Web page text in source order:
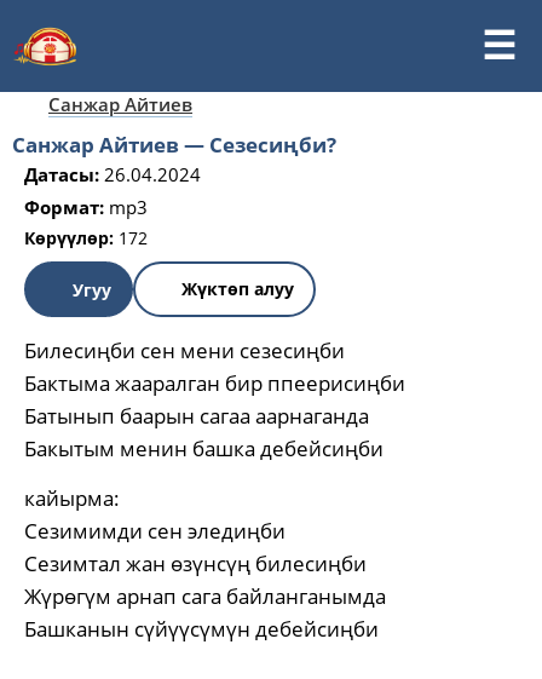
Санжар Айтиев
Санжар Айтиев — Сезесиңби?
Датасы: 26.04.2024
Формат: mp3
Көрүүлөр: 172
Угуу Жүктөп алуу
Билесиңби сен мени сезесиңби
Бактыма жааралган бир ппеерисиңби
Батынып баарын сагаа аарнаганда
Бакытым менин башка дебейсиңби
кайырма:
Сезимимди сен эледиңби
Сезимтал жан өзүнсүң билесиңби
Жүрөгүм арнап сага байланганымда
Башканын сүйүүсүмүн дебейсиңби